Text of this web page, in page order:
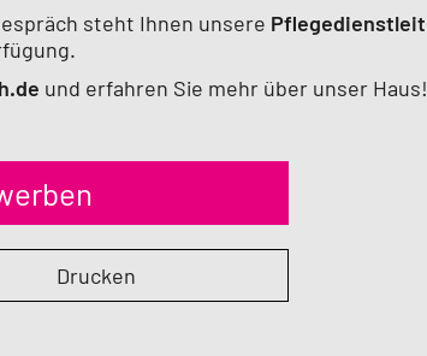
steht Ihnen unsere
und erfahren Sie mehr über unser Haus!
Drucken